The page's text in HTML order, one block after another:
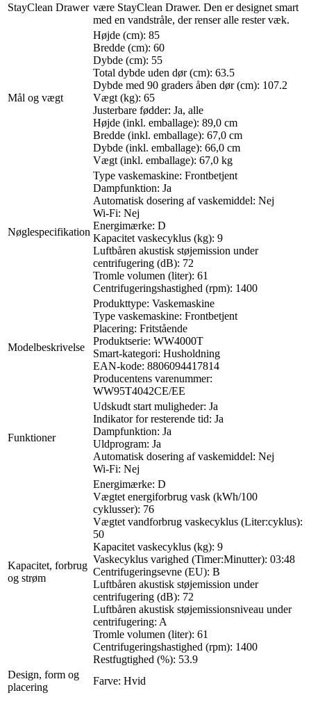
StayClean Drawer være StayClean Drawer. Den er designet smart
med en vandstråle, der renser alle rester væk.
Mål og vægt
Højde (cm): 85
Bredde (cm): 60
Dybde (cm): 55
Total dybde uden dør (cm): 63.5
Dybde med 90 graders åben dør (cm): 107.2
Vægt (kg): 65
Justerbare fødder: Ja, alle
Højde (inkl. emballage): 89,0 cm
Bredde (inkl. emballage): 67,0 cm
Dybde (inkl. emballage): 66,0 cm
Vægt (inkl. emballage): 67,0 kg
Nøglespecifikation
Type vaskemaskine: Frontbetjent
Dampfunktion: Ja
Automatisk dosering af vaskemiddel: Nej
Wi-Fi: Nej
Energimærke: D
Kapacitet vaskecyklus (kg): 9
Luftbåren akustisk støjemission under
centrifugering (dB): 72
Tromle volumen (liter): 61
Centrifugeringshastighed (rpm): 1400
Modelbeskrivelse
Produkttype: Vaskemaskine
Type vaskemaskine: Frontbetjent
Placering: Fritstående
Produktserie: WW4000T
Smart-kategori: Husholdning
EAN-kode: 8806094417814
Producentens varenummer:
WW95T4042CE/EE
Funktioner
Udskudt start muligheder: Ja
Indikator for resterende tid: Ja
Dampfunktion: Ja
Uldprogram: Ja
Automatisk dosering af vaskemiddel: Nej
Wi-Fi: Nej
Kapacitet, forbrug
og strøm
Energimærke: D
Vægtet energiforbrug vask (kWh/100
cyklusser): 76
Vægtet vandforbrug vaskecyklus (Liter:cyklus):
50
Kapacitet vaskecyklus (kg): 9
Vaskecyklus varighed (Timer:Minutter): 03:48
Centrifugeringsevne (EU): B
Luftbåren akustisk støjemission under
centrifugering (dB): 72
Luftbåren akustisk støjemissionsniveau under
centrifugering: A
Tromle volumen (liter): 61
Centrifugeringshastighed (rpm): 1400
Restfugtighed (%): 53.9
Design, form og
placering
Farve: Hvid